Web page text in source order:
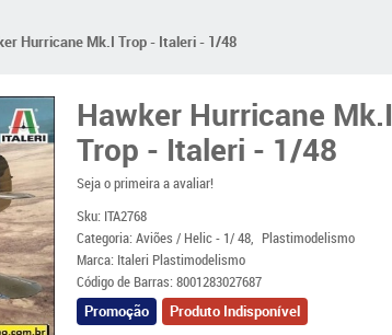
Hurricane Mk.I Trop - Italeri - 1/48
Hawker Hurricane Mk.I
Trop - Italeri - 1/48
Seja o primeira a avaliar!
Sku: ITA2768
Categoria:Aviões / Helic - 1/ 48
Plastimodelismo
Marca: Italeri Plastimodelismo
Código de Barras:8001283027687
Promoção
Produto Indisponível